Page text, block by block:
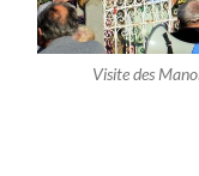
Visite des